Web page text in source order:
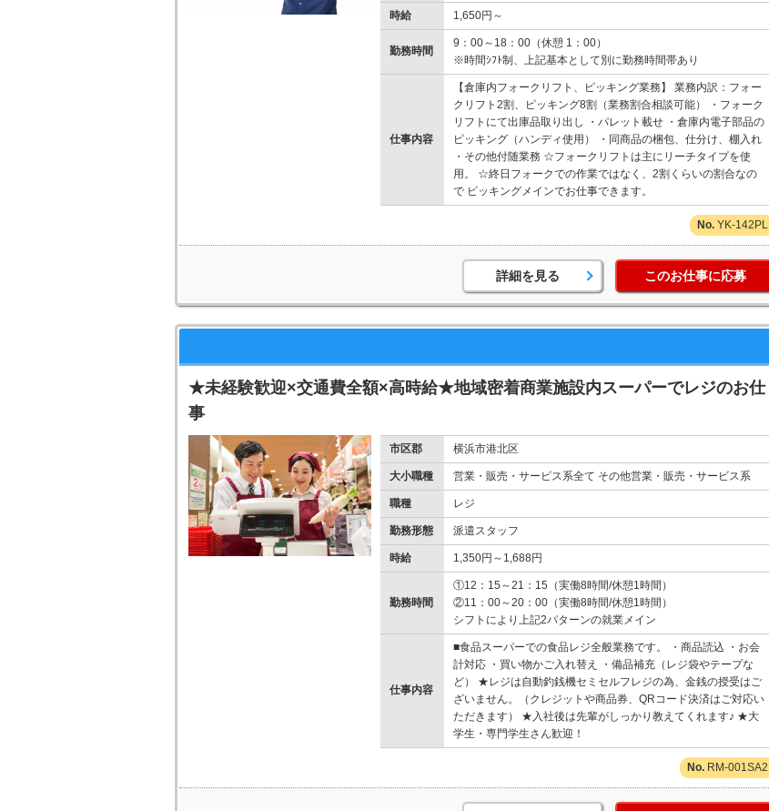
時給 1,650円～
勤務時間
9：00～18：00（休憩 1：00）
※時間ｼﾌﾄ制、上記基本として別に勤務時間帯あり
仕事内容
【倉庫内フォークリフト、ピッキング業務】 業務内訳：フォー
クリフト2割、ピッキング8割（業務割合相談可能） ・フォーク
リフトにて出庫品取り出し ・パレット載せ ・倉庫内電子部品の
ピッキング（ハンディ使用） ・同商品の梱包、仕分け、棚入れ
・その他付随業務 ☆フォークリフトは主にリーチタイプを使
用。 ☆終日フォークでの作業ではなく、2割くらいの割合なの
で ピッキングメインでお仕事できます。
YK-142PL
詳細を見る このお仕事に応募
★未経験歓迎×交通費全額×高時給★地域密着商業施設内スーパーでレジのお仕
事
市区郡 横浜市港北区
大小職種 営業・販売・サービス系全て その他営業・販売・サービス系
職種 レジ
勤務形態 派遣スタッフ
時給 1,350円～1,688円
勤務時間
①12：15～21：15（実働8時間/休憩1時間）
②11：00～20：00（実働8時間/休憩1時間）
シフトにより上記2パターンの就業メイン
仕事内容
■食品スーパーでの食品レジ全般業務です。 ・商品読込 ・お会
計対応 ・買い物かご入れ替え ・備品補充（レジ袋やテープな
ど） ★レジは自動釣銭機セミセルフレジの為、金銭の授受はご
ざいません。（クレジットや商品券、QRコード決済はご対応い
ただきます） ★入社後は先輩がしっかり教えてくれます♪ ★大
学生・専門学生さん歓迎！
RM-001SA2